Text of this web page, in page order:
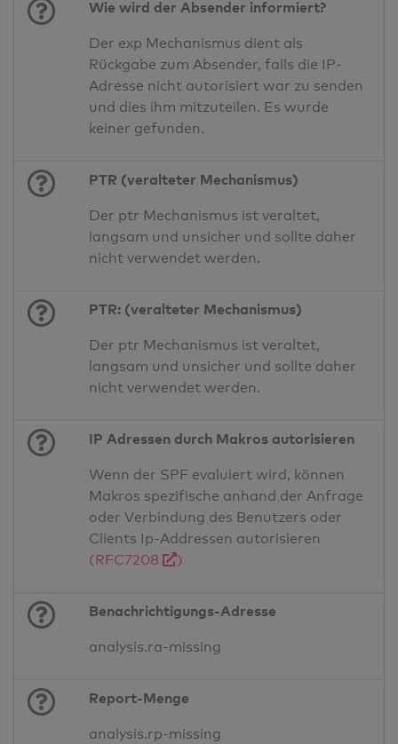
Wie wird der Absender informiert?
Der exp Mechanismus dient als
Rückgabe zum Absender, falls die IP-
Adresse nicht autorisiert war zu senden
und dies ihm mitzuteilen. Es wurde
keiner gefunden.
PTR (veralteter Mechanismus)
Der ptr Mechanismus ist veraltet,
langsam und unsicher und sollte daher
nicht verwendet werden.
PTR: (veralteter Mechanismus)
Der ptr Mechanismus ist veraltet,
langsam und unsicher und sollte daher
nicht verwendet werden.
IP Adressen durch Makros autorisieren
Wenn der SPF evaluiert wird, können
Makros spezifische anhand der Anfrage
oder Verbindung des Benutzers oder
Clients Ip-Addressen autorisieren
(RFC7208
)
Benachrichtigungs-Adresse
analysis.ra-missing
Report-Menge
analysis.rp-missing